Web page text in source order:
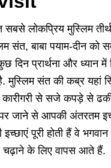
सबसे लोकप्रिय मुस्लिम
संत, बाबा पयाम-दीन को
दिन प्रार्थना और ध्यान में
मुस्लिम संत की कब्र यहां
कारीगरी से सजे कपड़े से
जाने से आपकी अंतरतम
पूरी होती हैं वे
चढ़ाने के लिए वापस आते हैं.